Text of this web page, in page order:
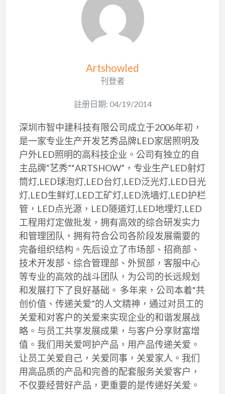
Artshowled
刊登者
註册日期: 04/19/2014
深圳市智中建科技有限公司成立于2006年初，
是一家专业生产开发艺秀品牌LED家居照明及
户外LED照明的高科技企业。公司有独立的自
主品牌“艺秀”“ARTSHOW”，专业生产LED射灯
筒灯,LED球泡灯,LED台灯,LED泛光灯,LED日光
灯,LED生鲜灯,LED工矿灯,LED洗墙灯,LED护栏
管，LED点光源，LED隧道灯,LED地埋灯,LED
工程用灯定做批发，拥有高效的综合研发实力
和管理团队，拥有符合公司各阶段发展需要的
完备组织结构。先后设立了市场部、招商部、
技术开发部、综合管理部、外贸部，客服中心
等专业的高效的战斗团队，为公司的长远规划
和发展打下了良好基础。 多年来，公司本着“共
创价值、传递关爱”的人文精神，通过对员工的
关爱和对客户的关爱来实现企业的和谐发展战
略。与员工共享发展成果，与客户分享财富增
值。我们用关爱呵护产品，用产品传递关爱。
让员工关爱自己，关爱同事，关爱家人。我们
用高品质的产品和完善的配套服务关爱客户，
不仅要经营好产品，更重要的是传递好关爱。